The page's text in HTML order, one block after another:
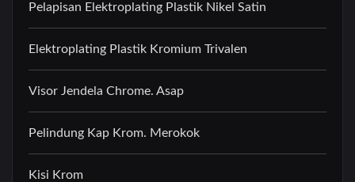
Pelapisan Elektroplating Plastik Nikel Satin
Elektroplating Plastik Kromium Trivalen
Visor Jendela Chrome. Asap
Pelindung Kap Krom. Merokok
Kisi Krom